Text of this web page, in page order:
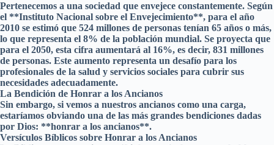
Pertenecemos a una sociedad que envejece constantemente. Según
el **Instituto Nacional sobre el Envejecimiento**, para el año
2010 se estimó que 524 millones de personas tenían 65 años o más,
lo que representa el 8% de la población mundial. Se proyecta que
para el 2050, esta cifra aumentará al 16%, es decir, 831 millones
de personas. Este aumento representa un desafío para los
profesionales de la salud y servicios sociales para cubrir sus
necesidades adecuadamente.
La Bendición de Honrar a los Ancianos
Sin embargo, si vemos a nuestros ancianos como una carga,
estaríamos obviando una de las más grandes bendiciones dadas
por Dios: **honrar a los ancianos**.
Versículos Bíblicos sobre Honrar a los Ancianos